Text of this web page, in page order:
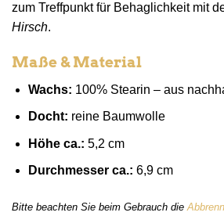
zum Treffpunkt für Behaglichkeit mit
Hirsch.
Maße & Material
Wachs: 100% Stearin – aus
Docht: reine Baumwolle
Höhe ca.: 5,2 cm
Durchmesser ca.: 6,9 cm
Bitte beachten Sie beim Gebrauch die